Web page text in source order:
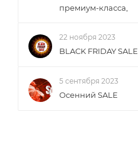
премиум-класса,
22 ноября 2023
BLACK FRIDAY SALE
5 сентября 2023
Осенний SALE